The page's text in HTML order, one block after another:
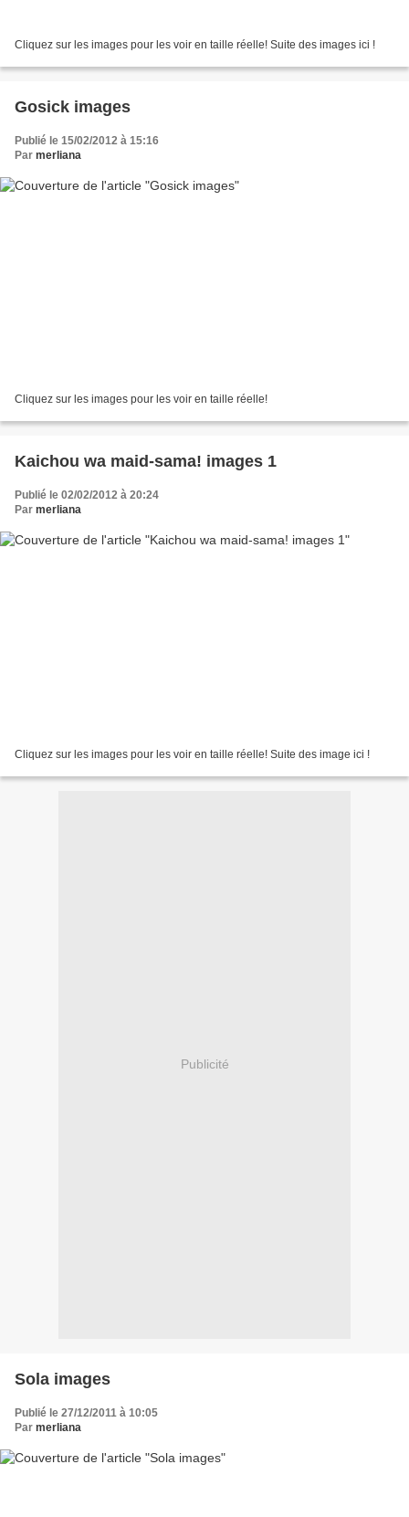
Cliquez sur les images pour les voir en taille réelle! Suite des images ici !
Gosick images
Publié le 15/02/2012 à 15:16
Par merliana
Cliquez sur les images pour les voir en taille réelle!
Kaichou wa maid-sama! images 1
Publié le 02/02/2012 à 20:24
Par merliana
Cliquez sur les images pour les voir en taille réelle! Suite des image ici !
Publicité
Sola images
Publié le 27/12/2011 à 10:05
Par merliana